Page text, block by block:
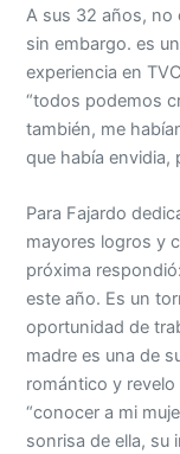
A sus 32 años, no
sin embargo. es
experiencia en
“todos podemos
también, me
que había envidia,
Para Fajardo
mayores logros y
próxima
este año. Es un
oportunidad de
madre es una de
romántico y
“conocer a mi
sonrisa de ella, su